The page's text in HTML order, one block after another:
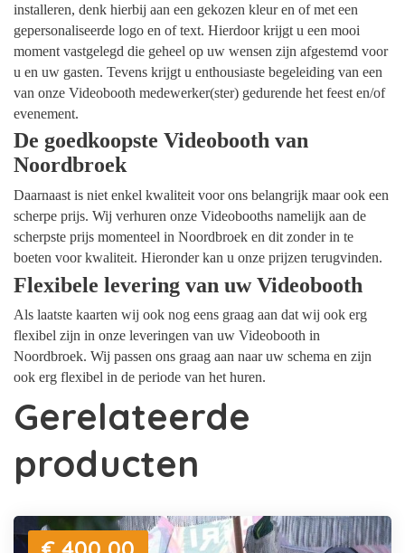
installeren, denk hierbij aan een gekozen kleur en of met een
gepersonaliseerde logo en of text. Hierdoor krijgt u een mooi
moment vastgelegd die geheel op uw wensen zijn afgestemd voor
u en uw gasten. Tevens krijgt u enthousiaste begeleiding van een
van onze Videobooth medewerker(ster) gedurende het feest en/of
evenement.
De goedkoopste Videobooth van
Noordbroek
Daarnaast is niet enkel kwaliteit voor ons belangrijk maar ook een
scherpe prijs. Wij verhuren onze Videobooths namelijk aan de
scherpste prijs momenteel in Noordbroek en dit zonder in te
boeten voor kwaliteit. Hieronder kan u onze prijzen terugvinden.
Flexibele levering van uw Videobooth
Als laatste kaarten wij ook nog eens graag aan dat wij ook erg
flexibel zijn in onze leveringen van uw Videobooth in
Noordbroek. Wij passen ons graag aan naar uw schema en zijn
ook erg flexibel in de periode van het huren.
Gerelateerde
producten